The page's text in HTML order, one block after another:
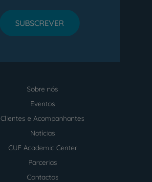
SUBSCREVER
Sobre nós
Eventos
Clientes e Acompanhantes
Notícias
CUF Academic Center
Parcerias
Contactos